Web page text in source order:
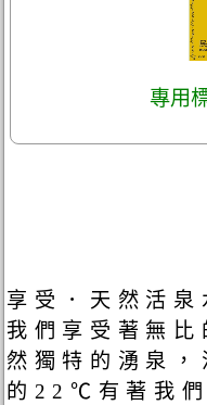
專用
享受．天然活
我們享受著無比
然獨特的湧泉
的22℃有著我們